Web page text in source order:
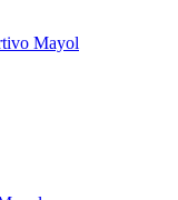
Mayol